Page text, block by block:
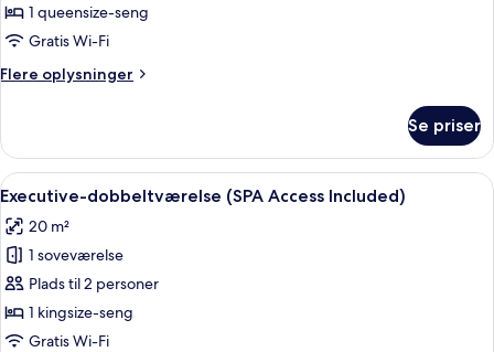
Economy-
dobbeltværelse
1 queensize-seng
Gratis Wi-Fi
Flere oplysninger
Flere
dobbeltværelse
Se priser
Indlæs
alle
billeder
af
Executive-
dobbeltværelse
(SPA
Et hotelværelse med en stor seng,
5
Executive-dobbeltværelse (SPA Access Included)
20 m²
1 soveværelse
Plads til 2 personer
1 kingsize-seng
Gratis Wi-Fi